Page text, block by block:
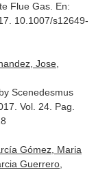
Flue Gas. En:
10.1007/s12649-
Jose,
Scenedesmus
Vol. 24. Pag.
Gómez, Maria
Guerrero,